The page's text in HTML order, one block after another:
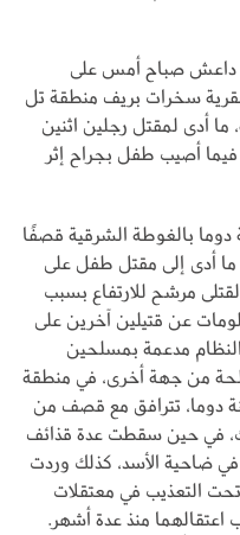
داعش صباح أمس على
بقرية سخرات بريف منطقة تل
ما أدى لمقتل رجلين اثنين
أصيب طفل بجراح إثر
بالغوطة الشرقية قصفًا
ما أدى إلى مقتل طفل على
مرشح للارتفاع بسبب
عن قتيلين آخرين على
النظام مدعمة بمسلحين
من جهة أخرى، في منطقة
تترافق مع قصف من
في حين سقطت عدة قذائف
في ضاحية الأسد، كذلك وردت
التعذيب في معتقلات
اعتقالهما منذ عدة أشهر.